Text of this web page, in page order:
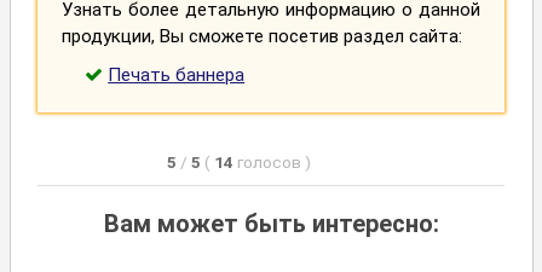
Узнать более детальную информацию о данной
продукции, Вы сможете посетив раздел сайта:
Печать баннера
5 / 5 ( 14 голосов )
Вам может быть интересно: